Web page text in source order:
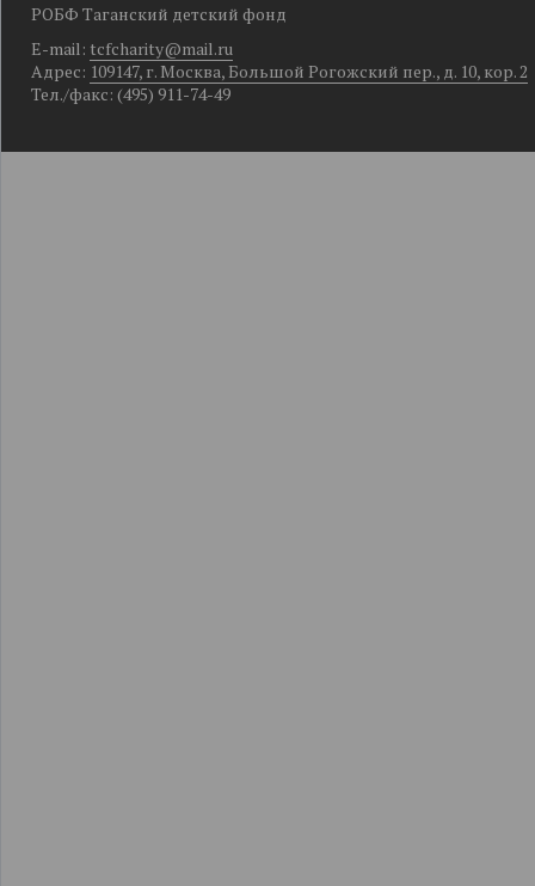
РОБФ Таганский детский фонд
E-mail: tcfcharity@mail.ru
Адрес: 109147, г. Москва, Большой Рогожский пер., д. 10, кор. 2
Тел./факс: (495) 911-74-49